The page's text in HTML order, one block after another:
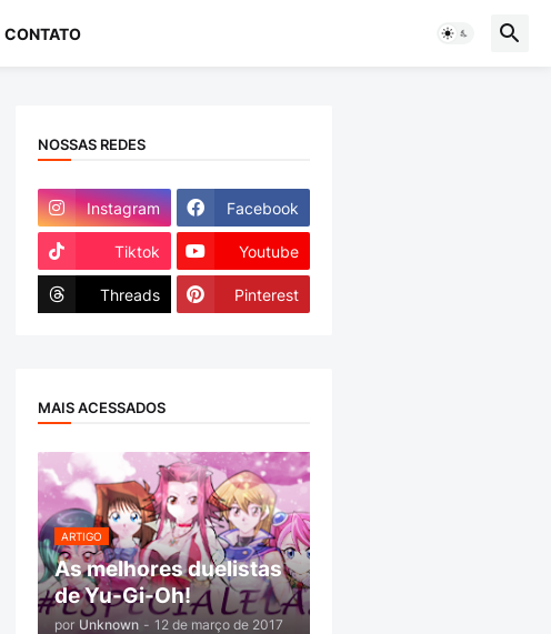
CONTATO
NOSSAS REDES
Instagram Facebook
Tiktok Youtube
Threads Pinterest
MAIS ACESSADOS
ARTIGO
As melhores duelistas
de Yu-Gi-Oh!
por Unknown - 12 de março de 2017